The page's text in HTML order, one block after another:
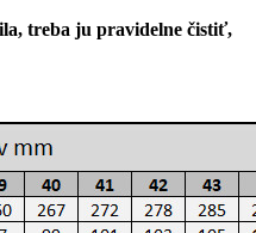
treba ju pravidelne čistiť,